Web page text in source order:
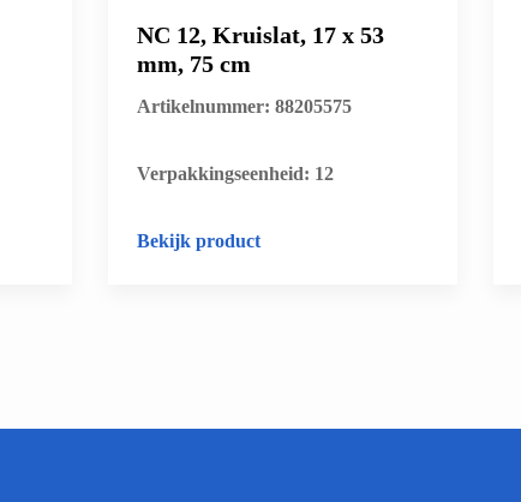
NC 12, Kruislat, 17 x 53
mm, 75 cm
Artikelnummer: 88205575
​Verpakkingseenheid: 12
Bekijk product